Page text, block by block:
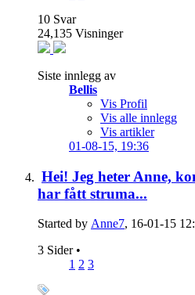
10 Svar
24,135 Visninger
Siste innlegg av
Bellis
Vis Profil
Vis alle innlegg
Vis artikler
01-08-15, 19:36
Hei! Jeg heter Anne,
har fått struma...
Started by Anne7, 16-01-15
3 Sider •
1 2 3